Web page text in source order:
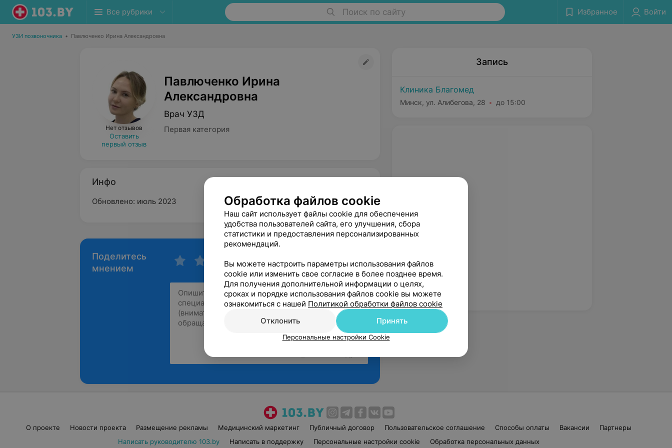
Все рубрики Поиск по сайту Избранное Войти
УЗИ позвоночника • Павлюченко Ирина Александровна
Нет отзывов
Оставить
первый отзыв
Павлюченко Ирина
Александровна
Врач УЗД
Первая категория
Инфо
Обновлено: июль 2023
Поделитесь
мнением
Запись
Клиника Благомед
Минск, ул. Алибегова, 28 до 15:00
О проекте Новости проекта Размещение рекламы Медицинский маркетинг Публичный договор Пользовательское соглашение Способы оплаты Вакансии
Партнеры
Написать руководителю 103.by
Написать в поддержку Персональные настройки cookie Обработка персональных данных
Обработка файлов cookie
Наш сайт использует файлы cookie для обеспечения
удобства пользователей сайта, его улучшения, сбора
статистики и предоставления персонализированных
рекомендаций.
Вы можете настроить параметры использования файлов
cookie или изменить свое согласие в более позднее время.
Для получения дополнительной информации о целях,
сроках и порядке использования файлов cookie вы можете
ознакомиться с нашей Политикой обработки файлов cookie
Отклонить
Принять
Персональные настройки Cookie